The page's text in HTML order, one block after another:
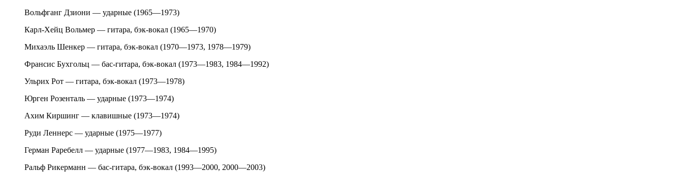
Вольфганг Дзиони — ударные (1965—1973)
Карл-Хейц Вольмер — гитара, бэк-вокал (1965—1970)
Михаэль Шенкер — гитара, бэк-вокал (1970—1973, 1978—1979)
Франсис Бухгольц — бас-гитара, бэк-вокал (1973—1983, 1984—1992)
Ульрих Рот — гитара, бэк-вокал (1973—1978)
Юрген Розенталь — ударные (1973—1974)
Ахим Киршинг — клавишные (1973—1974)
Руди Леннерс — ударные (1975—1977)
Герман Раребелл — ударные (1977—1983, 1984—1995)
Ральф Рикерманн — бас-гитара, бэк-вокал (1993—2000, 2000—2003)